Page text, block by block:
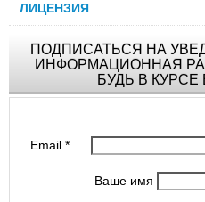
ЛИЦЕНЗИЯ
ПОДПИСАТЬСЯ НА
ИНФОРМАЦИОННАЯ
БУДЬ В
Email*
Ваше имя